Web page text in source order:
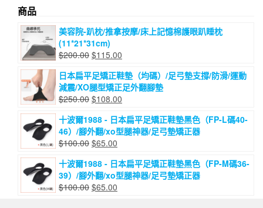
商品
美容院-趴枕/推拿按摩/床上記憶棉護眼趴睡枕
(11*21*31cm)
$200.00 原
價
格：
$200.00。
$115.00
價
格：
$115.00。
日本扁平足矯正鞋墊（均碼）/足弓墊支撐/防滑/運動
減震/XO腿型矯正足外翻腳墊
$250.00 原
價
格：
$250.00。
$108.00
價
格：
十波爾1988 - 日本扁平足矯正鞋墊黑色（FP-L碼40-
46）/腳外翻/xo型腿神器/足弓墊矯正器
$100.00 原
價
格：
$100.00。
$65.00
價
格：
$65.00。
十波爾1988 - 日本扁平足矯正鞋墊黑色（FP-M碼36-
39）/腳外翻/xo型腿神器/足弓墊矯正器
$100.00 原
$65.00